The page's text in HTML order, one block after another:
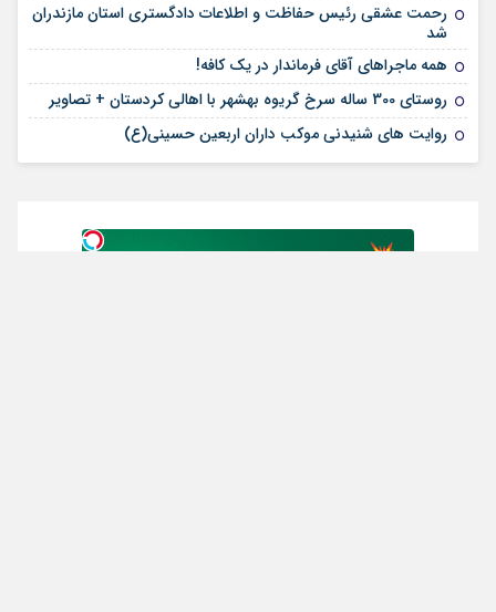
رحمت عشقی رئیس حفاظت و اطلاعات دادگستری استان مازندران
شد
همه ماجراهای آقای فرماندار در یک کافه!
روستای 300 ساله سرخ ‌گریوه بهشهر با اهالی کردستان + تصاویر
روایت های شنیدنی موکب داران اربعین حسینی(ع)